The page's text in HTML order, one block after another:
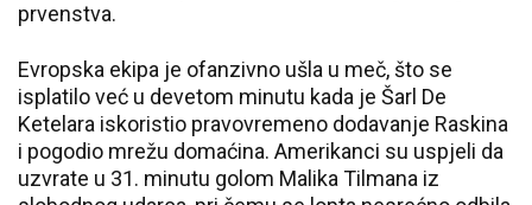
prvenstva.
Evropska ekipa je ofanzivno ušla u meč, što se
isplatilo već u devetom minutu kada je Šarl De
Ketelara iskoristio pravovremeno dodavanje Raskina
i pogodio mrežu domaćina. Amerikanci su uspjeli da
uzvrate u 31. minutu golom Malika Tilmana iz